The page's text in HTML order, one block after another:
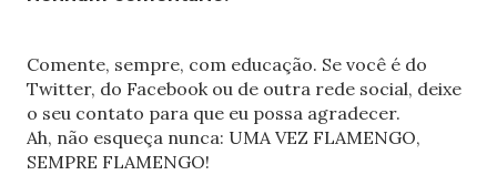
Comente, sempre, com educação. Se você é do
Twitter, do Facebook ou de outra rede social, deixe
o seu contato para que eu possa agradecer.
Ah, não esqueça nunca: UMA VEZ FLAMENGO,
SEMPRE FLAMENGO!